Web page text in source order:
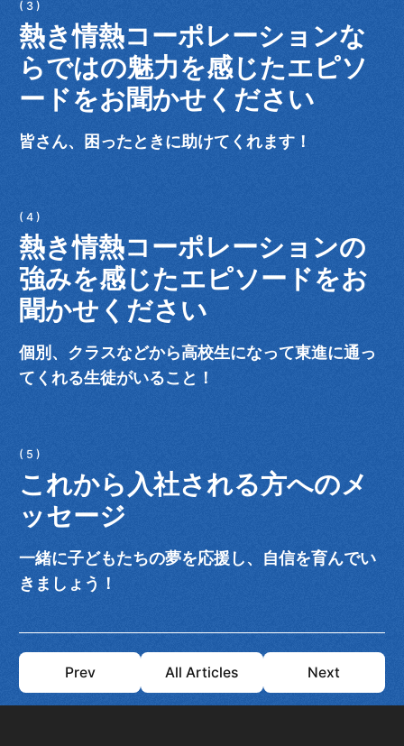
熱き情熱コーポレーションな
らではの魅力を感じたエピソ
ードをお聞かせください
皆さん、困ったときに助けてくれます！
熱き情熱コーポレーションの
強みを感じたエピソードをお
聞かせください
個別、クラスなどから高校生になって東進に通っ
てくれる生徒がいること！
これから入社される方へのメ
ッセージ
一緒に子どもたちの夢を応援し、自信を育んでい
きましょう！
Prev All Articles Next